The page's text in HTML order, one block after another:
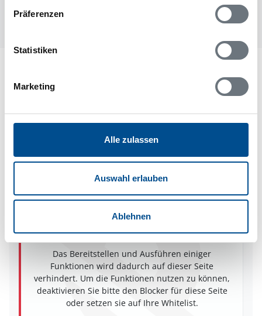
Präferenzen
Statistiken
Marketing
Alle zulassen
Auswahl erlauben
Ablehnen
Ferienhaus 92111
Björkemöllavägen 1607
29493 Sölvesborg
Skriptblocker/AdBlocker aktiviert zu sein!
Das Bereitstellen und Ausführen einiger
Funktionen wird dadurch auf dieser Seite
verhindert. Um die Funktionen nutzen zu können,
deaktivieren Sie bitte den Blocker für diese Seite
oder setzen sie auf Ihre Whitelist.